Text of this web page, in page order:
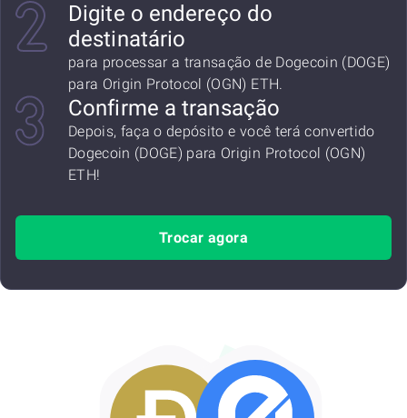
Digite o endereço do
destinatário
para processar a transação de Dogecoin (DOGE)
para Origin Protocol (OGN) ETH.
Confirme a transação
Depois, faça o depósito e você terá convertido
Dogecoin (DOGE) para Origin Protocol (OGN)
ETH!
Trocar agora